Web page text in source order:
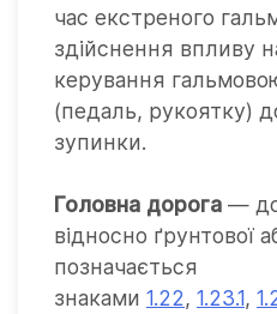
час екстреного
здійснення впливу
керування
(педаль, рукоятку)
зупинки.
Головна дорога —
відносно ґрунтової
позначається
знаками 1.22, 1.23.1,